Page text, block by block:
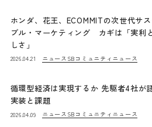
ホンダ、花王、ECOMMITの次世代サ
ブル・マーケティング カギは「実利
しさ」
2026.04.21 ニュース SBコミュニティニュース
循環型経済は実現するか 先駆者4社が
実装と課題
2026.04.09 ニュース SBコミュニティニュース